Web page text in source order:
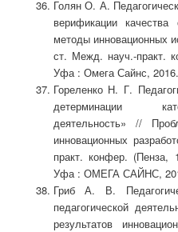
Голян О. А.
верификации
методы инновационных
ст. Межд. науч.-практ.
Уфа : Омега Сайнс,
Гореленко Н. Г.
детерминации
деятельность» //
инновационных
практ. конфер.
Уфа : ОМЕГА САЙНС,
Гриб А. В.
педагогической
результатов